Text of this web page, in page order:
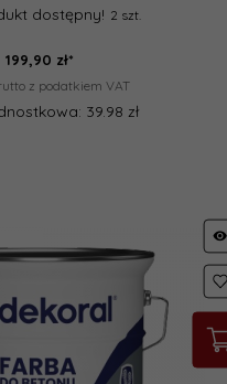
dostępny! 2 szt.
199,90 zł*
z podatkiem VAT
39.98 zł